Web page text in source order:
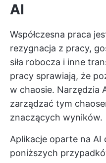
AI
Współczesna praca
rezygnacja z pracy,
siła robocza i inne
pracy sprawiają, że
w chaosie. Narzędzia
zarządzać tym
znaczących wyników.
Aplikacje oparte na AI
poniższych